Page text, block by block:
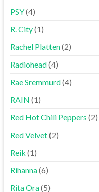
PSY(4)
R. City(1)
Rachel Platten(2)
Radiohead(4)
Rae Sremmurd(4)
RAIN (1)
Red Hot Chili Peppers (2)
Red Velvet(2)
Reik (1)
Rihanna(6)
Rita Ora(5)